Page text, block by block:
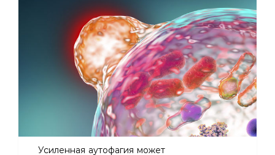
Усиленная аутофагия может